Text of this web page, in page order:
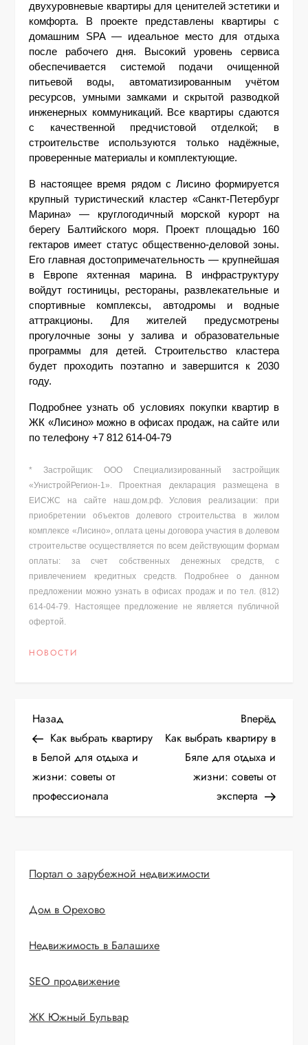
двухуровневые квартиры для ценителей эстетики и
комфорта. В проекте представлены квартиры с
домашним SPA — идеальное место для отдыха
после рабочего дня. Высокий уровень сервиса
обеспечивается системой подачи очищенной
питьевой воды, автоматизированным учётом
ресурсов, умными замками и скрытой разводкой
инженерных коммуникаций. Все квартиры сдаются
с качественной предчистовой отделкой; в
строительстве используются только надёжные,
проверенные материалы и комплектующие.
В настоящее время рядом с Лисино формируется
крупный туристический кластер «Санкт-Петербург
Марина» — круглогодичный морской курорт на
берегу Балтийского моря. Проект площадью 160
гектаров имеет статус общественно-деловой зоны.
Его главная достопримечательность — крупнейшая
в Европе яхтенная марина. В инфраструктуру
войдут гостиницы, рестораны, развлекательные и
спортивные комплексы, автодромы и водные
аттракционы. Для жителей предусмотрены
прогулочные зоны у залива и образовательные
программы для детей. Строительство кластера
будет проходить поэтапно и завершится к 2030
году.
Подробнее узнать об условиях покупки квартир в
ЖК «Лисино» можно в офисах продаж, на сайте или
по телефону +7 812 614-04-79
* Застройщик: ООО Специализированный застройщик
«УнистройРегион-1». Проектная декларация размещена в
ЕИСЖС на сайте наш.дом.рф. Условия реализации: при
приобретении объектов долевого строительства в жилом
комплексе «Лисино», оплата цены договора участия в долевом
строительстве осуществляется по всем действующим формам
оплаты: за счет собственных денежных средств, с
привлечением кредитных средств. Подробнее о данном
предложении можно узнать в офисах продаж и по тел. (812)
614-04-79. Настоящее предложение не является публичной
офертой.
НОВОСТИ
Н
а
в
а
ц
и
я
п
Предыдущая
запись
Назад
Как выбрать квартиру
в Белой для отдыха и
жизни: советы от
профессионала
запись
Вперёд
Как выбрать квартиру в
Бяле для отдыха и
жизни: советы от
эксперта
Портал о зарубежной недвижимости
Дом в Орехово
Недвижимость в Балашихе
SEO продвижение
ЖК Южный Бульвар